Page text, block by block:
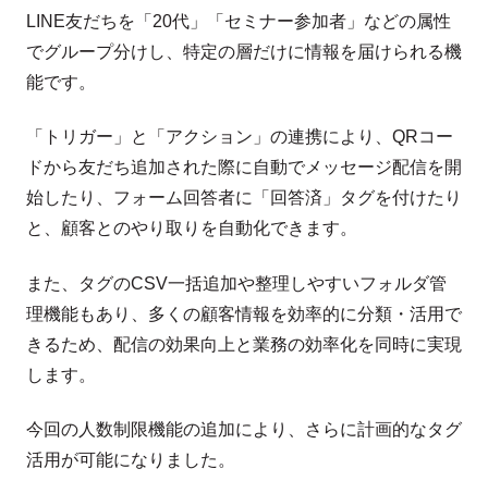
LINE友だちを「20代」「セミナー参加者」などの属性
でグループ分けし、特定の層だけに情報を届けられる機
能です。
「トリガー」と「アクション」の連携により、QRコー
ドから友だち追加された際に自動でメッセージ配信を開
始したり、フォーム回答者に「回答済」タグを付けたり
と、顧客とのやり取りを自動化できます。
また、タグのCSV一括追加や整理しやすいフォルダ管
理機能もあり、多くの顧客情報を効率的に分類・活用で
きるため、配信の効果向上と業務の効率化を同時に実現
します。
今回の人数制限機能の追加により、さらに計画的なタグ
活用が可能になりました。